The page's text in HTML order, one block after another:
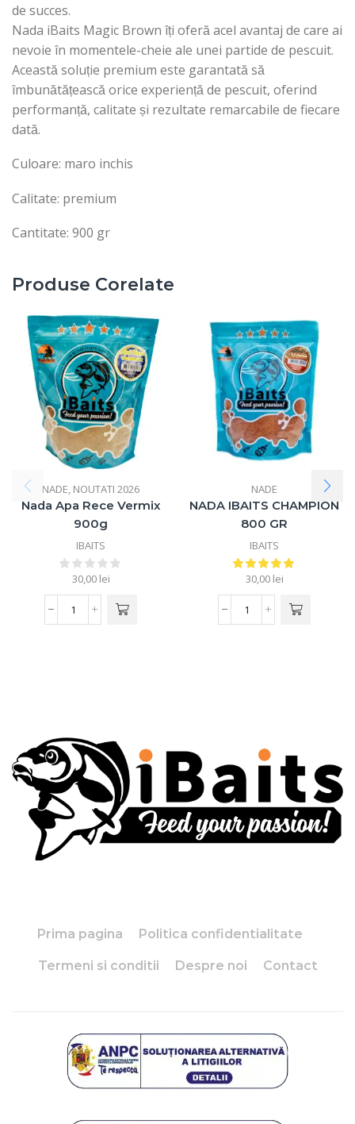
de succes.
Nada iBaits Magic Brown îți oferă acel avantaj de care ai
nevoie în momentele-cheie ale unei partide de pescuit.
Această soluție premium este garantată să
îmbunătățească orice experiență de pescuit, oferind
performanță, calitate și rezultate remarcabile de fiecare
dată.
Culoare: maro inchis
Calitate: premium
Cantitate: 900 gr
Produse Corelate
NADE, NOUTATI 2026
Nada Apa Rece Vermix
900g
IBAITS
30,00 lei
NADE
NADA IBAITS CHAMPION
800 GR
IBAITS
30,00 lei
Prima pagina Politica confidentialitate
Termeni si conditii Despre noi Contact